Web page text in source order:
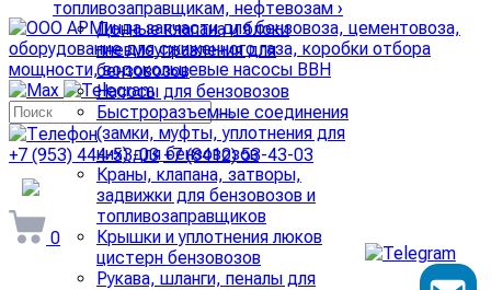
+7 (953) 444-53-03 +7 (8412) 53-43-03
arminda58@mail.ru
0
топливозаправщикам, нефтевозам ›
Донные клапана и блоки
пневмоуправления для
бензовозов
Насосы для бензовозов
Быстроразъемные соединения
(замки, муфты, уплотнения для
них) для бензовозов
Краны, клапана, затворы,
задвижки для бензовозов и
топливозаправщиков
Крышки и уплотнения люков
цистерн бензовозов
Рукава, шланги, пеналы для